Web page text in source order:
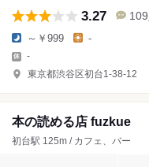
3.27 109
～￥999 -
-
東京都渋谷区初台1-38-12
本の読める店 fuzkue
初台駅 125m / カフェ、バー